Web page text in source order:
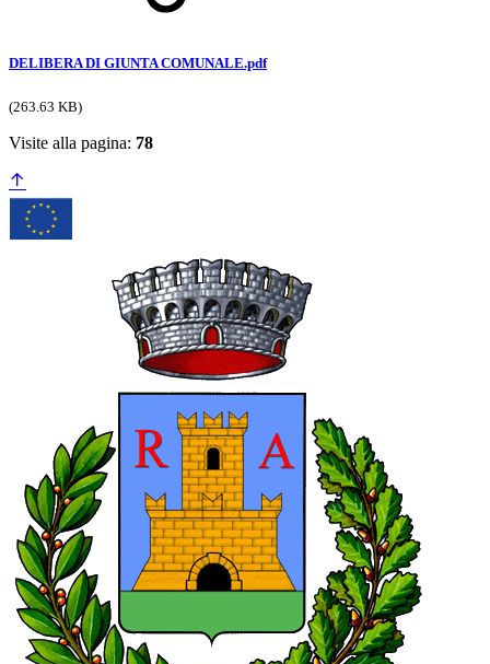
DELIBERA DI GIUNTA COMUNALE.pdf
(263.63 KB)
Visite alla pagina: 78